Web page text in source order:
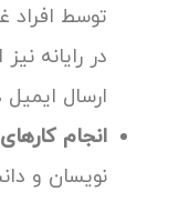
توسط افراد
در رایانه
ارسال
انجام